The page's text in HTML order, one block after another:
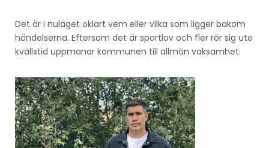
Det är i nuläget oklart vem eller vilka som ligger bakom
händelserna. Eftersom det är sportlov och fler rör sig ute
kvällstid uppmanar kommunen till allmän vaksamhet.